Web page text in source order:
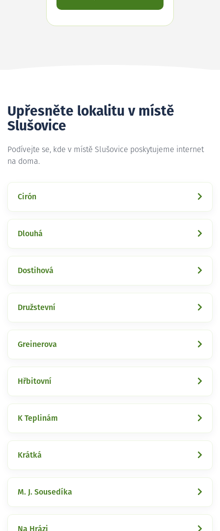
Upřesněte lokalitu v místě
Slušovice
Podívejte se, kde v místě Slušovice poskytujeme internet
na doma.
Cirón
Dlouhá
Dostihová
Družstevní
Greinerova
Hřbitovní
K Teplinám
Krátká
M. J. Sousedíka
Na Hrázi